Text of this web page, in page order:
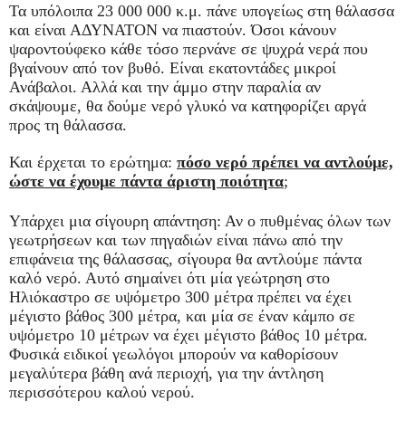
Τα υπόλοιπα 23 000 000 κ.μ. πάνε υπογείως στη θάλασσα
και είναι ΑΔΥΝΑΤΟΝ να πιαστούν. Όσοι κάνουν
ψαροντούφεκο κάθε τόσο περνάνε σε ψυχρά νερά που
βγαίνουν από τον βυθό. Είναι εκατοντάδες μικροί
Ανάβαλοι. Αλλά και την άμμο στην παραλία αν
σκάψουμε, θα δούμε νερό γλυκό να κατηφορίζει αργά
προς τη θάλασσα.
Και έρχεται το ερώτημα: πόσο νερό πρέπει να αντλούμε,
ώστε να έχουμε πάντα άριστη ποιότητα;
Υπάρχει μια σίγουρη απάντηση: Αν ο πυθμένας όλων των
γεωτρήσεων και των πηγαδιών είναι πάνω από την
επιφάνεια της θάλασσας, σίγουρα θα αντλούμε πάντα
καλό νερό. Αυτό σημαίνει ότι μία γεώτρηση στο
Ηλιόκαστρο σε υψόμετρο 300 μέτρα πρέπει να έχει
μέγιστο βάθος 300 μέτρα, και μία σε έναν κάμπο σε
υψόμετρο 10 μέτρων να έχει μέγιστο βάθος 10 μέτρα.
Φυσικά ειδικοί γεωλόγοι μπορούν να καθορίσουν
μεγαλύτερα βάθη ανά περιοχή, για την άντληση
περισσότερου καλού νερού.